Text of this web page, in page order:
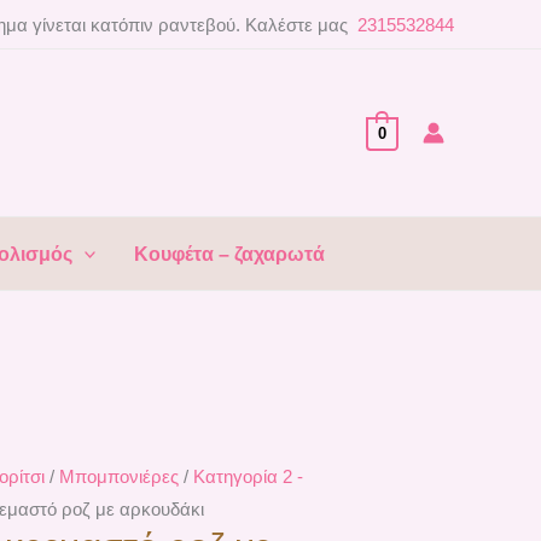
γίνεται κατόπιν ραντεβού. Καλέστε μας 2315532844
0
Κουφέτα – ζαχαρωτά
/ Μπομπονιέρες / Κατηγορία 2 -
ροζ με αρκουδάκι